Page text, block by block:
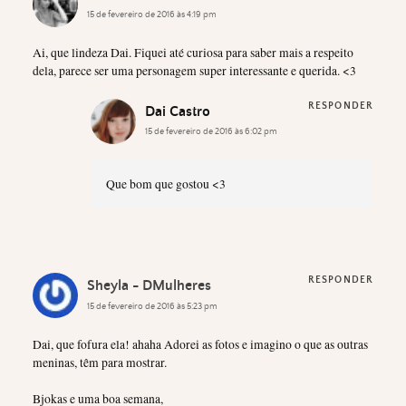
15 de fevereiro de 2016 às 4:19 pm
Ai, que lindeza Dai. Fiquei até curiosa para saber mais a respeito
dela, parece ser uma personagem super interessante e querida. <3
Dai Castro
15 de fevereiro de 2016 às 6:02 pm
Que bom que gostou <3
RESPONDER
Sheyla - DMulheres
15 de fevereiro de 2016 às 5:23 pm
Dai, que fofura ela! ahaha Adorei as fotos e imagino o que as outras
meninas, têm para mostrar.
Bjokas e uma boa semana,
RESPONDER